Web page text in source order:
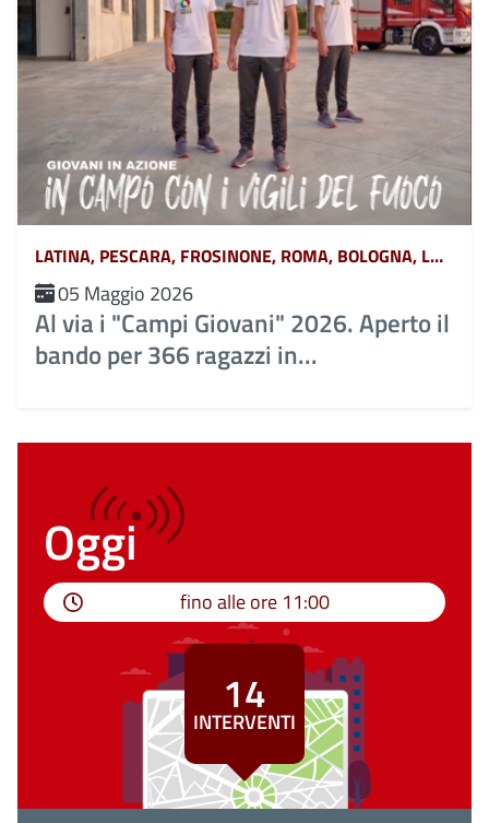
LATINA, PESCARA, FROSINONE, ROMA, BOLOGNA, L&#039;AQUILA, TERAMO, CHIETI, POTENZA, MATERA, CATANZARO, COSENZA, CROTONE, REGGIO CALABRIA, VIBO VALENTIA, AVELLINO, BENEVENTO, CASERTA, NAPOLI, SALERNO, FERRARA, FORLÌ-CESENA, MODENA, PARMA, PIACENZA, RAVENNA, REGGIO EMILIA, RIMINI, GORIZIA, PORDENONE, TRIESTE, UDINE, RIETI, VITERBO, GENOVA, IMPERIA, LA SPEZIA, SAVONA, BERGAMO, BRESCIA, COMO, CREMONA, LECCO, LODI, MANTOVA, MILANO, MONZA, PAVIA, SONDRIO, VARESE, ANCONA, ASCOLI PICENO, FERMO, MACERATA, CAMPOBASSO, ISERNIA, ALESSANDRIA, ASTI, BIELLA, CUNEO, NOVARA, TORINO, VERCELLI, BARI, BRINDISI, FOGGIA, LECCE, TARANTO, CAGLIARI, NUORO, ORISTANO, SASSARI, AGRIGENTO, CALTANISSETTA, CATANIA, ENNA, MESSINA, PALERMO, RAGUSA, SIRACUSA, TRAPANI, AREZZO, FIRENZE, GROSSETO, LIVORNO, LUCCA, MASSA CARRARA, PISA, PISTOIA, PRATO, SIENA, PERUGIA, TERNI, BELLUNO, BOLZANO, PADOVA, ROVIGO, TRENTO, TREVISO, VENEZIA, VERONA, VICENZA, MASSA, MONZA-BRIANZA, VERBANO-CUSIO-OSSOLA, PESARO-URBINO, BARLETTA-ANDRIA-TRANI, CAMPANIA, ABRUZZO, BASILICATA, CALABRIA, EMILIA ROMAGNA, FRIULI VENEZIA GIULIA, LAZIO, LIGURIA, LOMBARDIA, MARCHE, MOLISE, PIEMONTE, PUGLIA, SARDEGNA, SICILIA, TOSCANA, UMBRIA, VENETO E TRENTINO ALTO ADIGE, AOSTA
05 Maggio 2026
Al via i "Campi Giovani" 2026. Aperto il
bando per 366 ragazzi in...
Oggi
fino alle ore 11:00
14
INTERVENTI